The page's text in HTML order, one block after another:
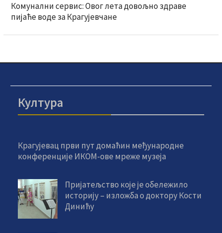
Комунални сервис: Овог лета довољно здраве
пијаће воде за Крагујевчане
Култура
Крагујевац први пут домаћин међународне
конференције ИКОМ-ове мреже музеја
Пријатељство које је обележило
историју – изложба о доктору Кости
Динићу